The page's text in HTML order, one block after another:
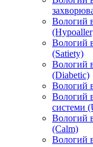
Вологий
Вологий
(Satiety)
Вологий
(Diabetic)
Вологий
Вологий
системи
Вологий
(Calm)
Вологий